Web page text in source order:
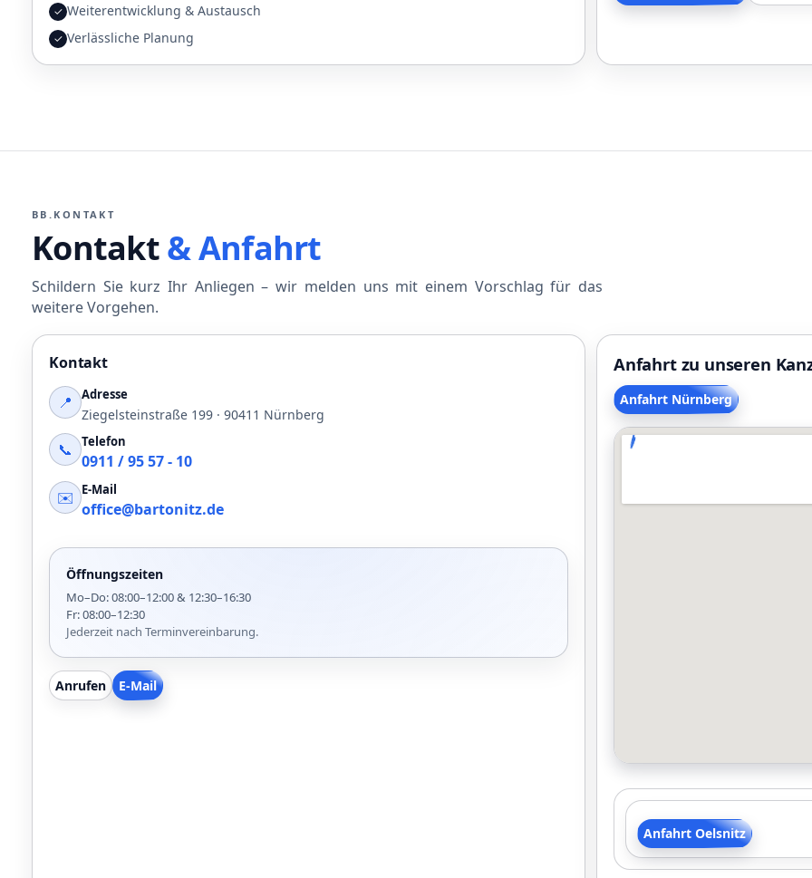
✓ Weiterentwicklung & Austausch
✓ Verlässliche Planung
BB.KONTAKT
Kontakt& Anfahrt
Schildern Sie kurz Ihr Anliegen – wir melden uns mit einem Vorschlag für das
weitere Vorgehen.
Kontakt
📍
Adresse
Ziegelsteinstraße 199 · 90411 Nürnberg
📞 Telefon
0911 / 95 57 - 10
✉️
E-Mail
office@bartonitz.de
Öffnungszeiten
Mo–Do: 08:00–12:00 & 12:30–16:30
Fr: 08:00–12:30
Jederzeit nach Terminvereinbarung.
Anrufen E-Mail
Anfahrt zu unseren
Anfahrt Nürnberg
Anfahrt Oelsnitz